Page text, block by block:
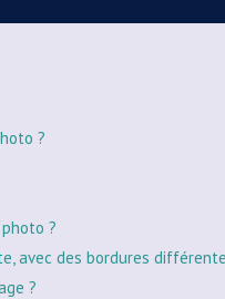
?
?
avec des bordures
?